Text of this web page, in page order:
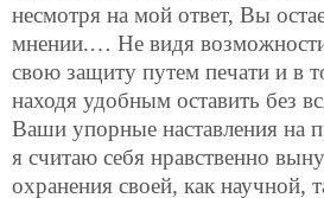
несмотря на мой ответ, Вы
мнении.… Не видя
свою защиту путем печати и в
находя удобным оставить без
Ваши упорные наставления
я считаю себя нравственно
охранения своей, как научной,